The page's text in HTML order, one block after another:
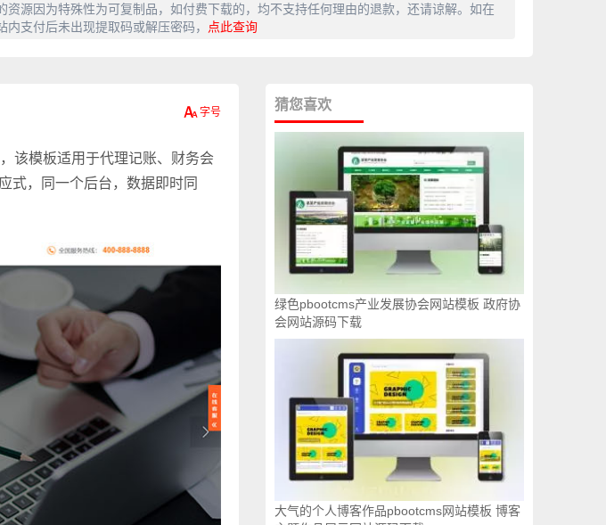
资源因为特殊性为可复制品，如付费下载的，均不支持任何理由的退款，还请谅解。如在
内支付后未出现提取码或解压密码，
点此查询
该模板适用于代理记账、财务会
式，同一个后台，数据即时同
猜您喜欢
绿色pbootcms产业发展协会网站模板 政府协
会网站源码下载
大气的个人博客作品pbootcms网站模板 博客